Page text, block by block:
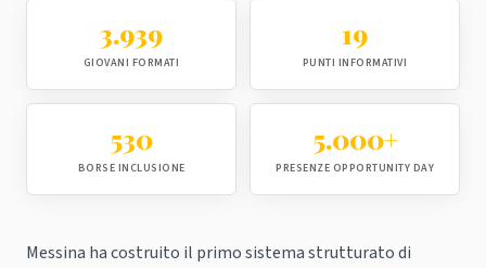
3.939
GIOVANI FORMATI
19
PUNTI INFORMATIVI
530
BORSE INCLUSIONE
5.000+
PRESENZE OPPORTUNITY DAY
Messina ha costruito il primo sistema strutturato di